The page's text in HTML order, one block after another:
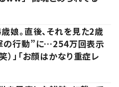
娘。直後、それを見た2歳
の行動”に…254万回表示
）」「お顔はかなり重症レ